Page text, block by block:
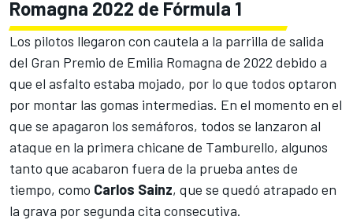
Romagna 2022 de Fórmula 1
Los pilotos llegaron con cautela a la parrilla de salida
del Gran Premio de Emilia Romagna de 2022 debido a
que el asfalto estaba mojado, por lo que todos optaron
por montar las gomas intermedias. En el momento en el
que se apagaron los semáforos, todos se lanzaron al
ataque en la primera chicane de Tamburello, algunos
tanto que acabaron fuera de la prueba antes de
tiempo, como Carlos Sainz, que se quedó atrapado en
la grava por segunda cita consecutiva.